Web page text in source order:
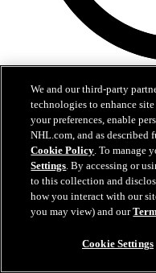
5:12
Sestřih 5. zápasu
Carolina zdolala doma
12. čvn 2026
We and our third-party
technologies to enhance
your preferences, enable
NHL.com, and as described
Cookie Policy. To manage
Settings. By accessing or
to this collection and
how you interact with our
you may view) and our
Cookie Settings